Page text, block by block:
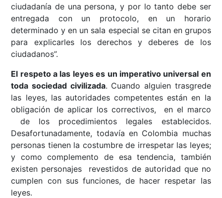
ciudadanía de una persona, y por lo tanto debe ser
entregada con un protocolo, en un horario
determinado y en un sala especial se citan en grupos
para explicarles los derechos y deberes de los
ciudadanos”.
El respeto a las leyes es un imperativo universal en
toda sociedad civilizada. Cuando alguien trasgrede
las leyes, las autoridades competentes están en la
obligación de aplicar los correctivos, en el marco
de los procedimientos legales establecidos.
Desafortunadamente, todavía en Colombia muchas
personas tienen la costumbre de irrespetar las leyes;
y como complemento de esa tendencia, también
existen personajes revestidos de autoridad que no
cumplen con sus funciones, de hacer respetar las
leyes.